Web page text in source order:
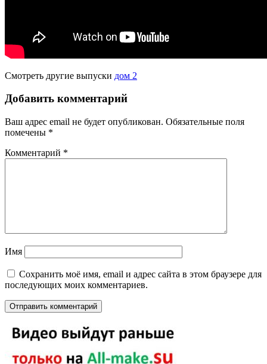
Смотреть другие выпуски дом 2
Добавить комментарий
Ваш адрес email не будет опубликован. Обязательные поля
помечены *
Комментарий *
Имя
Сохранить моё имя, email и адрес сайта в этом браузере для
последующих моих комментариев.